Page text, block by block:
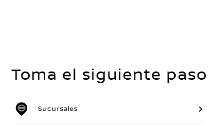
Toma el siguiente paso
Sucursales